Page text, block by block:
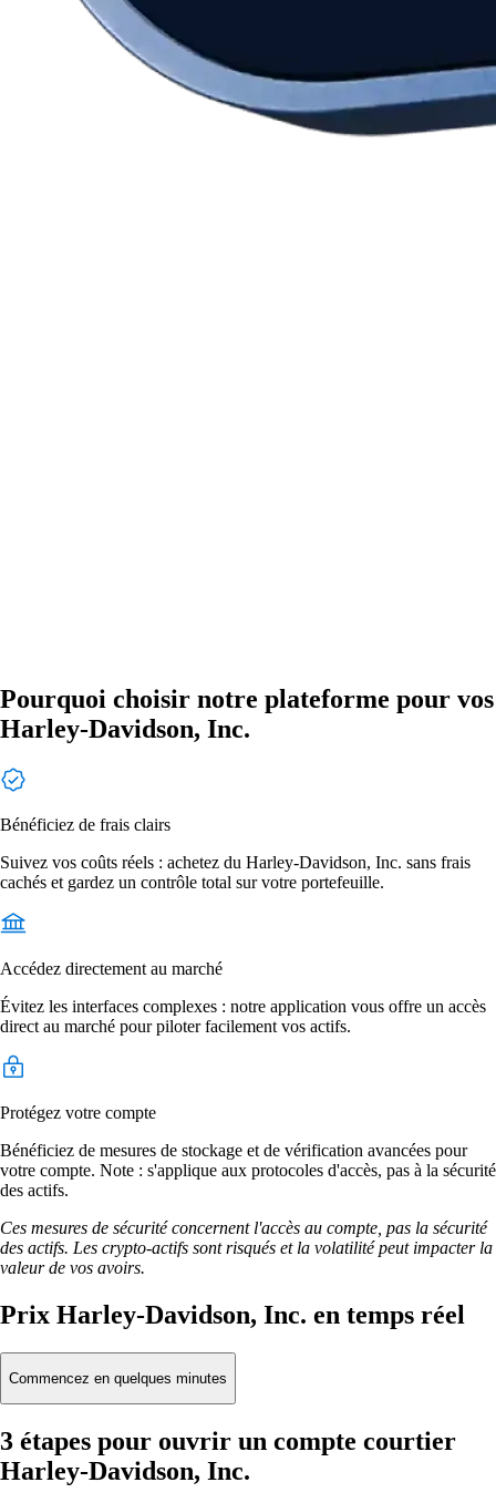
Pourquoi choisir notre plateforme pour vos
Harley-Davidson, Inc.
Bénéficiez de frais clairs
Suivez vos coûts réels : achetez du Harley-Davidson, Inc. sans frais
cachés et gardez un contrôle total sur votre portefeuille.
Accédez directement au marché
Évitez les interfaces complexes : notre application vous offre un accès
direct au marché pour piloter facilement vos actifs.
Protégez votre compte
Bénéficiez de mesures de stockage et de vérification avancées pour
votre compte. Note : s'applique aux protocoles d'accès, pas à la sécurité
des actifs.
Ces mesures de sécurité concernent l'accès au compte, pas la sécurité
des actifs. Les crypto-actifs sont risqués et la volatilité peut impacter la
valeur de vos avoirs.
Prix Harley-Davidson, Inc. en temps réel
Commencez en quelques minutes
3 étapes pour ouvrir un compte courtier
Harley-Davidson, Inc.